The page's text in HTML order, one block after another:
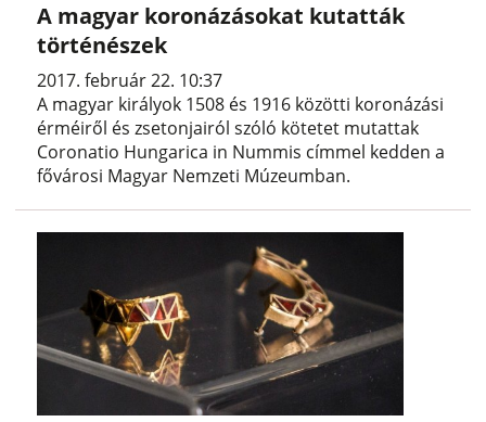
A magyar koronázásokat kutatták
történészek
2017. február 22. 10:37
A magyar királyok 1508 és 1916 közötti koronázási
érméiről és zsetonjairól szóló kötetet mutattak
Coronatio Hungarica in Nummis címmel kedden a
fővárosi Magyar Nemzeti Múzeumban.